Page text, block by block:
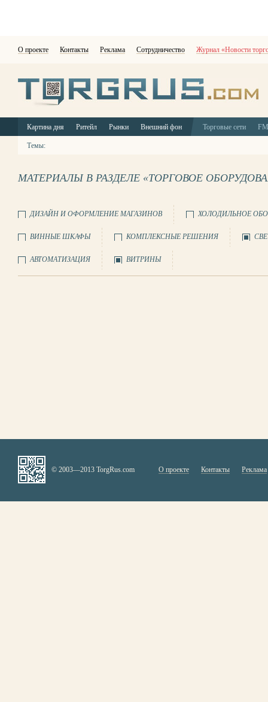
О проекте Контакты Реклама Сотрудничество Журнал «Новости
Картина дня Ритейл Рынки Внешний фон Торговые сети
Темы:
МАТЕРИАЛЫ В РАЗДЕЛЕ «ТОРГОВОЕ
ДИЗАЙН И ОФОРМЛЕНИЕ МАГАЗИНОВ ХОЛОДИЛЬНОЕ
ВИННЫЕ ШКАФЫ КОМПЛЕКСНЫЕ РЕШЕНИЯ
АВТОМАТИЗАЦИЯ ВИТРИНЫ
© 2003—2013 TorgRus.com О проекте Контакты Реклама